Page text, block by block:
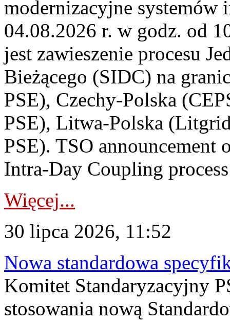
modernizacyjne
04.08.2026 r. w godz. od
jest zawieszenie procesu
Bieżącego (SIDC) na
PSE), Czechy-Polska
PSE), Litwa-Polska
PSE). TSO announcement
Intra-Day Coupling
Więcej...
30 lipca 2026, 11:52
Nowa standardowa
Komitet Standaryzacyjny
stosowania nową